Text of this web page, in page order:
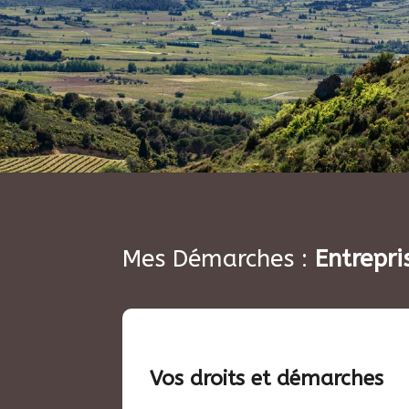
Mes Démarches :
Vos droits et démarches